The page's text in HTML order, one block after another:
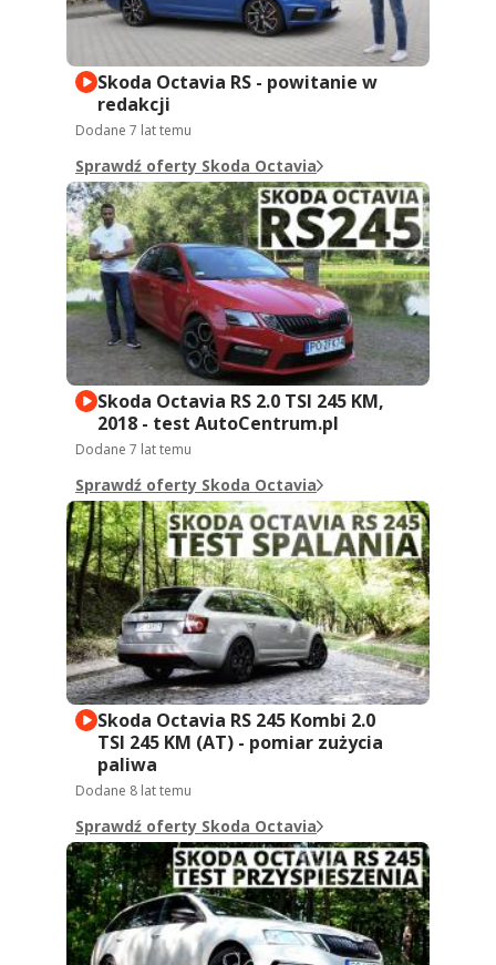
Skoda Octavia RS - powitanie w
redakcji
Dodane 7 lat temu
Sprawdź oferty Skoda Octavia
Skoda Octavia RS 2.0 TSI 245 KM,
2018 - test AutoCentrum.pl
Dodane 7 lat temu
Sprawdź oferty Skoda Octavia
Skoda Octavia RS 245 Kombi 2.0
TSI 245 KM (AT) - pomiar zużycia
paliwa
Dodane 8 lat temu
Sprawdź oferty Skoda Octavia